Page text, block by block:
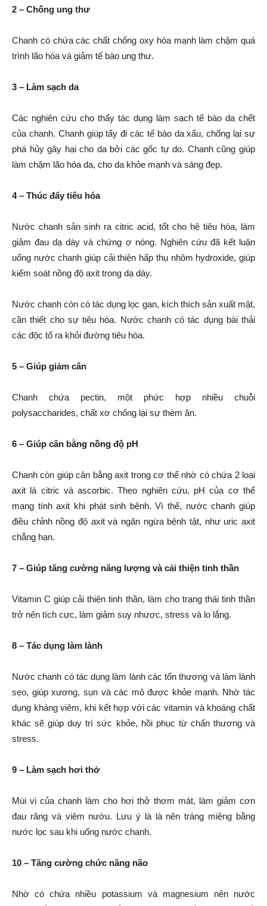
2 – Chống ung thư
Chanh có chứa các chất chống oxy hóa mạnh làm chậm quá
trình lão hóa và giảm tế bào ung thư.
3 – Làm sạch da
Các nghiên cứu cho thấy tác dụng làm sạch tế bào da chết
của chanh. Chanh giúp tẩy đi các tế bào da xấu, chống lại sự
phá hủy gây hại cho da bởi các gốc tự do. Chanh cũng giúp
làm chậm lão hóa da, cho da khỏe mạnh và sáng đẹp.
4 – Thúc đẩy tiêu hóa
Nước chanh sản sinh ra citric acid, tốt cho hệ tiêu hóa, làm
giảm đau dạ dày và chứng ợ nóng. Nghiên cứu đã kết luận
uống nước chanh giúp cải thiện hấp thụ nhôm hydroxide, giúp
kiểm soát nồng độ axit trong dạ dày.
Nước chanh còn có tác dụng lọc gan, kích thích sản xuất mật,
cần thiết cho sự tiêu hóa. Nước chanh có tác dụng bài thải
các độc tố ra khỏi đường tiêu hóa.
5 – Giúp giảm cân
Chanh chứa pectin, một phức hợp nhiều chuỗi
polysaccharides, chất xơ chống lại sự thèm ăn.
6 – Giúp cân bằng nồng độ pH
Chanh còn giúp cân bằng axit trong cơ thể nhờ có chứa 2 loại
axit là citric và ascorbic. Theo nghiên cứu, pH của cơ thể
mang tính axit khi phát sinh bệnh. Vì thế, nước chanh giúp
điều chỉnh nồng độ axit và ngăn ngừa bệnh tật, như uric axit
chẳng hạn.
7 – Giúp tăng cường năng lượng và cải thiện tinh thần
Vitamin C giúp cải thiện tinh thần, làm cho trạng thái tinh thần
trở nên tích cực, làm giảm suy nhược, stress và lo lắng.
8 – Tác dụng làm lành
Nước chanh có tác dụng làm lành các tổn thương và làm lành
sẹo, giúp xương, sụn và các mô được khỏe mạnh. Nhờ tác
dụng kháng viêm, khi kết hợp với các vitamin và khoáng chất
khác sẽ giúp duy trì sức khỏe, hồi phục từ chấn thương và
stress.
9 – Làm sạch hơi thở
Mùi vị của chanh làm cho hơi thở thơm mát, làm giảm cơn
đau răng và viêm nướu. Lưu ý là là nên tráng miệng bằng
nước lọc sau khi uống nước chanh.
10 – Tăng cường chức năng não
Nhờ có chứa nhiều potassium và magnesium nên nước